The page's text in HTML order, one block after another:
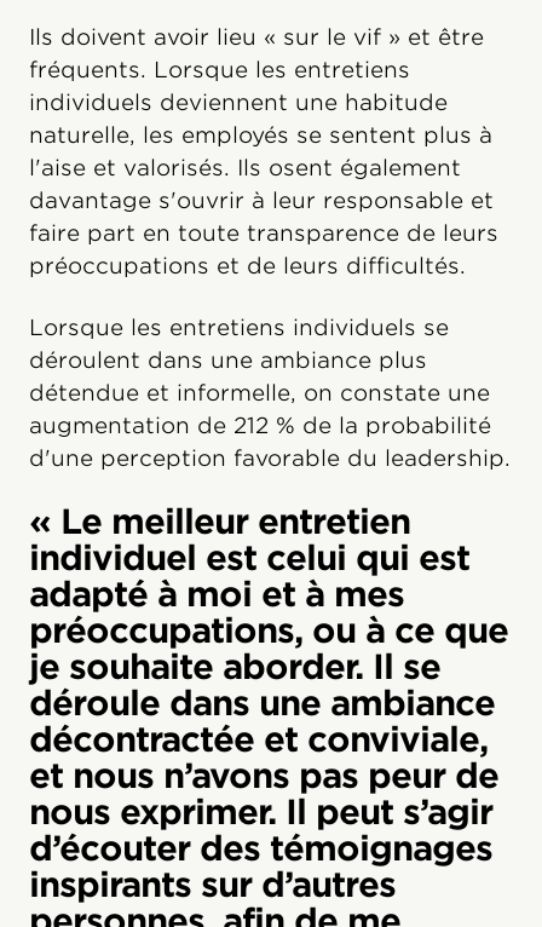
Ils doivent avoir lieu « sur le vif » et être
fréquents. Lorsque les entretiens
individuels deviennent une habitude
naturelle, les employés se sentent plus à
l'aise et valorisés. Ils osent également
davantage s'ouvrir à leur responsable et
faire part en toute transparence de leurs
préoccupations et de leurs difficultés.
Lorsque les entretiens individuels se
déroulent dans une ambiance plus
détendue et informelle, on constate une
augmentation de 212 % de la probabilité
d'une perception favorable du leadership.
« Le meilleur entretien
individuel est celui qui est
adapté à moi et à mes
préoccupations, ou à ce que
je souhaite aborder. Il se
déroule dans une ambiance
décontractée et conviviale,
et nous n’avons pas peur de
nous exprimer. Il peut s’agir
d’écouter des témoignages
inspirants sur d’autres